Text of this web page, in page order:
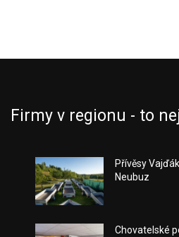
Firmy v regionu - to
Přívěsy
Neubuz
Chovatelské